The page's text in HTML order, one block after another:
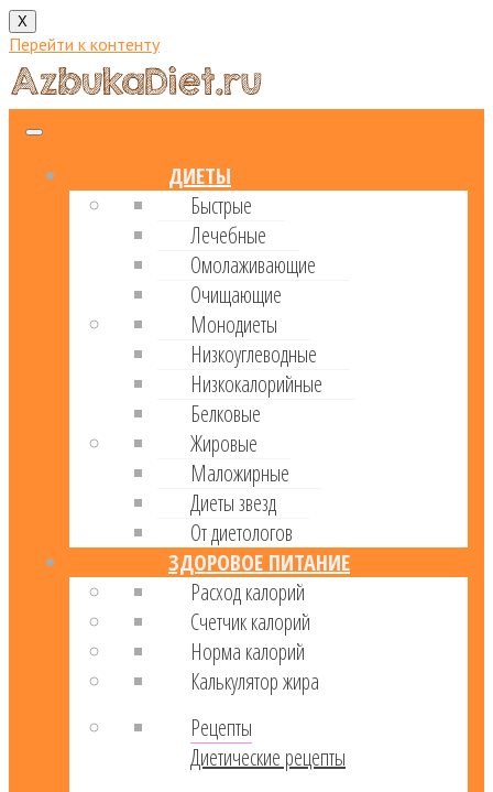
X
Перейти к контенту
ДИЕТЫ
Быстрые
Лечебные
Омолаживающие
Очищающие
Монодиеты
Низкоуглеводные
Низкокалорийные
Белковые
Жировые
Маложирные
Диеты звезд
От диетологов
ЗДОРОВОЕ ПИТАНИЕ
Расход калорий
Cчетчик калорий
Норма калорий
Калькулятор жира
Рецепты
Диетические рецепты